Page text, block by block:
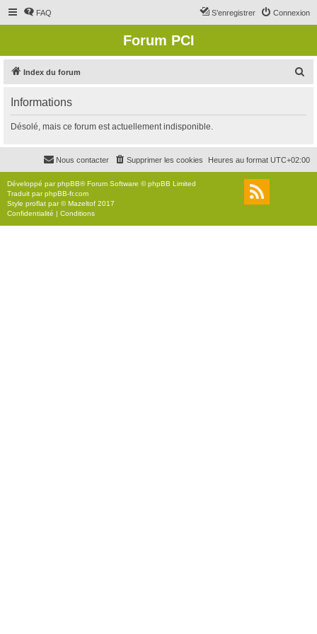
FAQ Connexion
S’enregistrer
Forum PCI
Index du forum
r
c
r
Informations
Désolé, mais ce forum est actuellement indisponible.
Heures au format UTC+02:00
Supprimer les cookies
Nous contacter
Développé parphpBB® Forum Software © phpBB Limited
Traduit parphpBB-fr.com
Style proflat par ©Mazeltof 2017
Confidentialité | Conditions